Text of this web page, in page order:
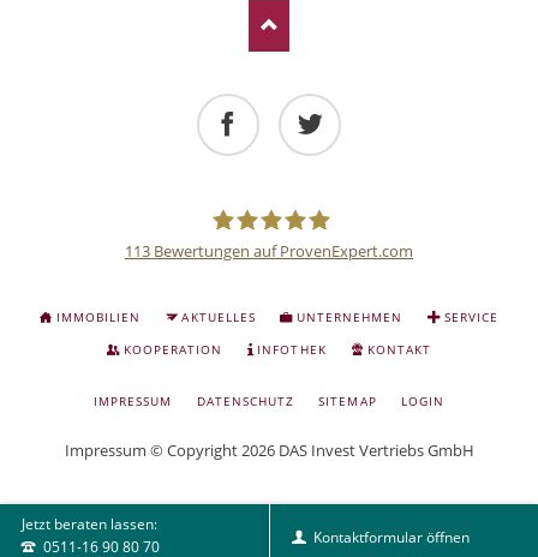
Jetzt beraten lassen:
0511-16 90 80 70
Kontaktformular öffnen
Anlage
und
Investitionen
113 Bewertungen auf ProvenExpert.com
NAVIGATION
IMMOBILIEN AKTUELLES UNTERNEHMEN
SERVICE
KOOPERATION
INFOTHEK KONTAKT
NAVIGATION
IMPRESSUM DATENSCHUTZ SITEMAP LOGIN
Impressum © Copyright 2026 DAS Invest Vertriebs GmbH